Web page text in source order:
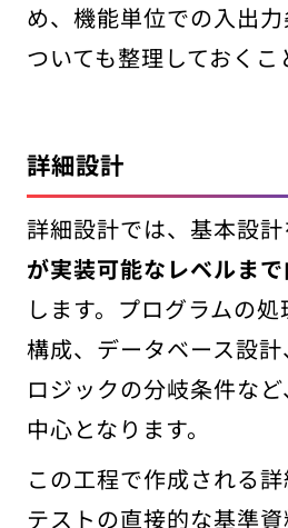
め、機能単位での入出
ついても整理しておくこ
詳細設計
詳細設計では、基本設計
が実装可能なレベルま
します。プログラムの
構成、データベース設計
ロジックの分岐条件な
中心となります。
この工程で作成される
テストの直接的な基準